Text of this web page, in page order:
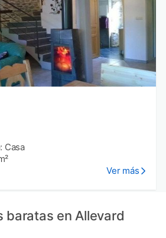
Casa
Ver más
baratas en Allevard